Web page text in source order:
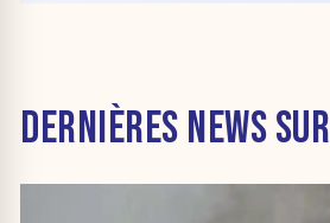
DERNIÈRES NEWS SUR